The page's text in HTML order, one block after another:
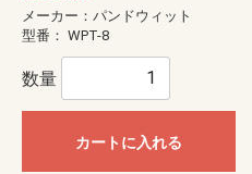
メーカー：パンドウィット
型番： WPT-8
数量
カートに入れる